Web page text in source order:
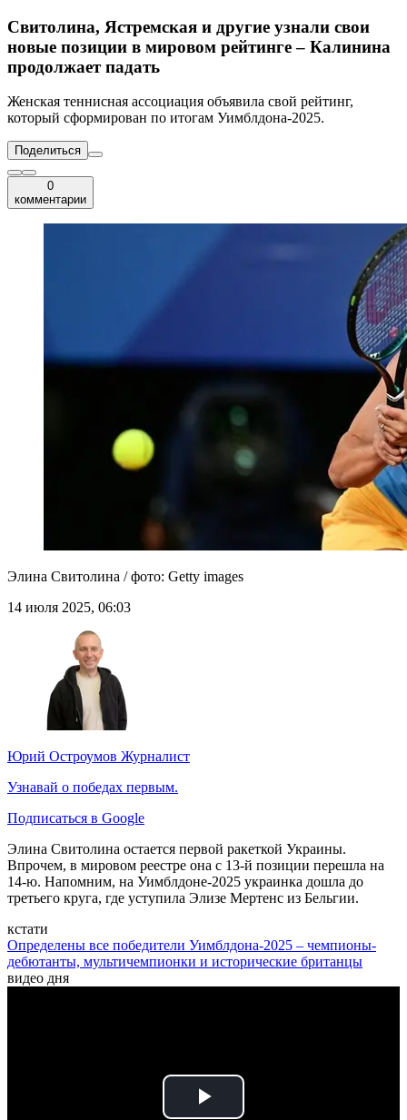
Свитолина, Ястремская и другие узнали свои
новые позиции в мировом рейтинге – Калинина
продолжает падать
Женская теннисная ассоциация объявила свой рейтинг,
который сформирован по итогам Уимблдона-2025.
Поделиться
0
комментарии
Элина Свитолина / фото: Getty images
14 июля 2025, 06:03
Юрий Остроумов Журналист
Узнавай о победах первым.
Подписаться в Google
Элина Свитолина остается первой ракеткой Украины.
Впрочем, в мировом реестре она с 13-й позиции перешла на
14-ю. Напомним, на Уимблдоне-2025 украинка дошла до
третьего круга, где уступила Элизе Мертенс из Бельгии.
кстати
Определены все победители Уимблдона-2025 – чемпионы-
дебютанты, мультичемпионки и исторические британцы
видео дня